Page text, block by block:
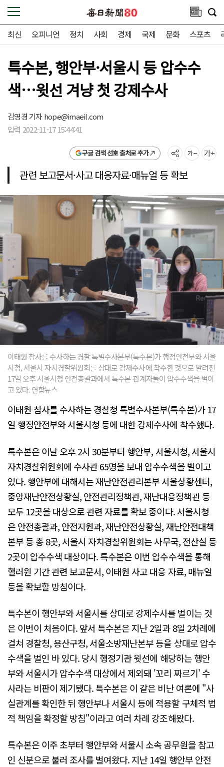
최신 오피니언 정치 사회 경제 국제 문화 스포츠
특수본, 행안부·서울시 등 압수수
색…윗선 겨냥 첫 강제수사
김영경 기자hope@imaeil.com
입력 2022-11-17 15:44:41
구글 검색 선호 출처로 추가
관련 보고문서·사고 대응자료·매뉴얼 등 확보
이태원 참사를 수사하는 경찰 특별수사본부(특수본)가 행정안전부와 서울
시청, 서울시 자치경찰위원회를 상대로 강제수사에 착수한 것으로 알려진
17일 오후 서울시청 안전총괄과에서 특수본 관계자들이 압수수색을 벌이
고 있다. 연합뉴스
이태원 참사를 수사하는 경찰청 특별수사본부(특수본)가 17
일 행정안전부와 서울시청 등에 대한 강제수사에 착수했다.
특수본은 이날 오후 2시 30분부터 행안부, 서울시청, 서울시
자치경찰위원회에 수사관 65명을 보내 압수수색을 벌이고
있다. 행안부에 대해서는 재난안전관리본부 서울상황센터,
중앙재난안전상황실, 안전관리정책관, 재난대응정책관 등
모두 12곳을 대상으로 관련 자료를 확보 중이다. 서울시청
은 안전총괄과, 안전지원과, 재난안전상황실, 재난안전대책
본부 등 총 8곳, 서울시 자치경찰위원회는 사무국, 전산실 등
2곳이 압수수색 대상이다. 특수본은 이번 압수수색을 통해
핼러윈 기간 관련 보고문서, 이태원 사고 대응 자료, 매뉴얼
등을 확보할 방침이다.
특수본이 행안부와 서울시를 상대로 강제수사를 벌이는 것
은 이번이 처음이다. 앞서 특수본은 지난 2일과 8일 2차례에
걸쳐 경찰청, 용산구청, 서울소방재난본부 등을 상대로 압수
수색을 벌인 바 있다. 당시 행정기관 윗선에 해당하는 행안
부와 서울시가 압수수색 대상에서 제외돼 '꼬리 짜르기' 수
사라는 비판이 제기됐다. 특수본은 이 같은 비난 여론에 "사
실관계를 확인한 뒤 행안부나 서울시 등에 적용할 구체적 법
적 책임을 확정할 방침"이라고 여러 차례 강조해왔다.
특수본은 이주 초부터 행안부와 서울시 소속 공무원을 참고
인 신분으로 불러 조사를 벌여왔다. 지난 14일 행안부 안전